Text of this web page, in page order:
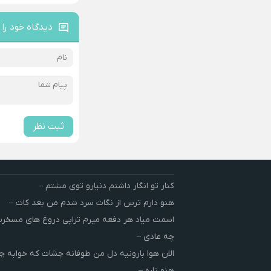
دیدگاه خود
ثبت نظر
کنار تو انگار داشتم دنیارو توی مشتم –
هنو دارم ترس از نگات سرد شدم من بعد کات –
اسمت میاد هر دفعه میرم تراپی دروغ‌ های
چه عادی –
الان هوا بارونیه دل من طوفانه چشات که خوابه